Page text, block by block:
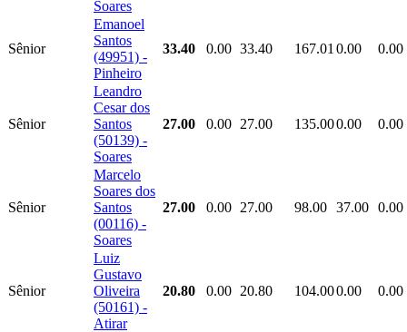
Soares
Sênior
Emanoel
Santos
(49951) -
Pinheiro
33.40 0.00 33.40 167.01 0.00 0.00
Sênior
Leandro
Cesar dos
Santos
(50139) -
Soares
27.00 0.00 27.00 135.000.00 0.00
Sênior
Marcelo
Soares dos
Santos
(00116) -
Soares
27.00 0.00 27.00 98.00 37.00 0.00
Sênior
Luiz
Gustavo
Oliveira
(50161) -
Atirar
20.80 0.00 20.80 104.000.00 0.00